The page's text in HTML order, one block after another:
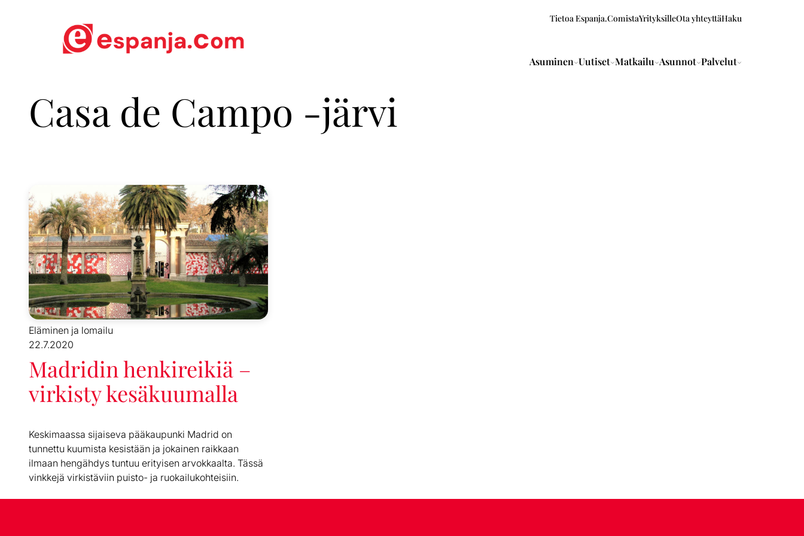
Tietoa Espanja.ComistaYrityksilleOta yhteyttäHaku
Asuminen Uutiset Matkailu Asunnot Palvelut
Casa de Campo -järvi
Eläminen ja lomailu
22.7.2020
Madridin henkireikiä –
virkisty kesäkuumalla
Keskimaassa sijaiseva pääkaupunki Madrid on
tunnettu kuumista kesistään ja jokainen raikkaan
ilmaan hengähdys tuntuu erityisen arvokkaalta. Tässä
vinkkejä virkistäviin puisto- ja ruokailukohteisiin.